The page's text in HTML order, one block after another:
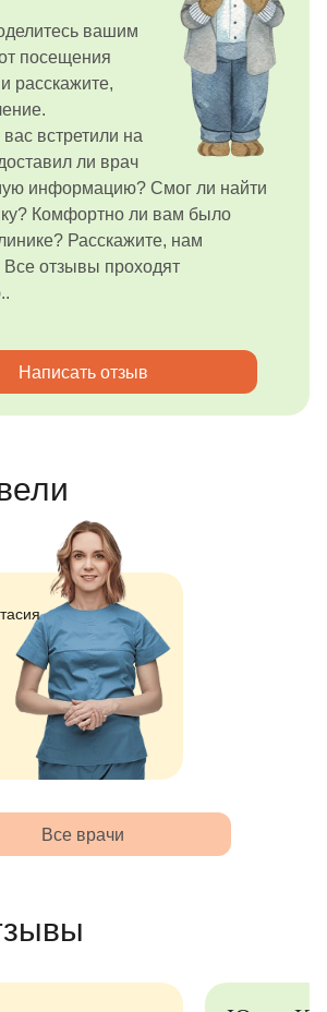
вашим
посещения
расскажите,
встретили на
ли врач
информацию? Смог ли найти
Комфортно ли вам было
Расскажите, нам
Все отзывы проходят
Написать отзыв
Все врачи